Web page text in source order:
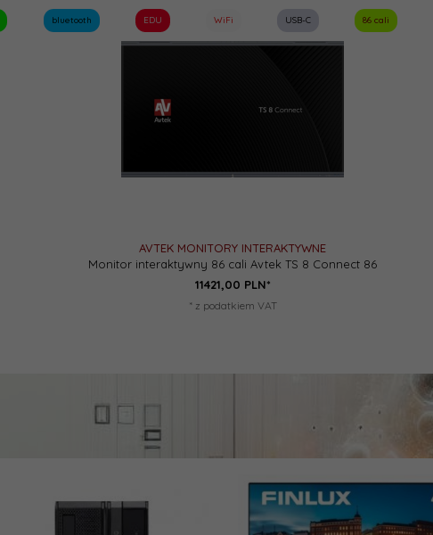
bluetooth EDU WiFi USB-C 86 cali
AVTEK MONITORY INTERAKTYWNE
Monitor interaktywny 86 cali Avtek TS 8 Connect 86
11421,00 PLN*
* z podatkiem VAT